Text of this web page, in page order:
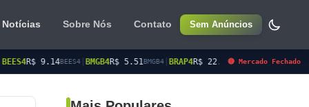
Notícias Sobre Nós Contato Sem Anúncios
|BMGB4R$ 5.51BMGB4|BRAP4R$ 22.00BRAP4|BRSR3 R$ 17.70BRSR3| BRSR6R$
🔴 Mercado Fechado